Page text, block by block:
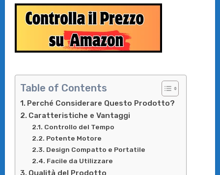
Table of Contents
Perché Considerare Questo Prodotto?
Caratteristiche e Vantaggi
Controllo del Tempo
Potente Motore
Design Compatto e Portatile
Facile da Utilizzare
Qualità del Prodotto